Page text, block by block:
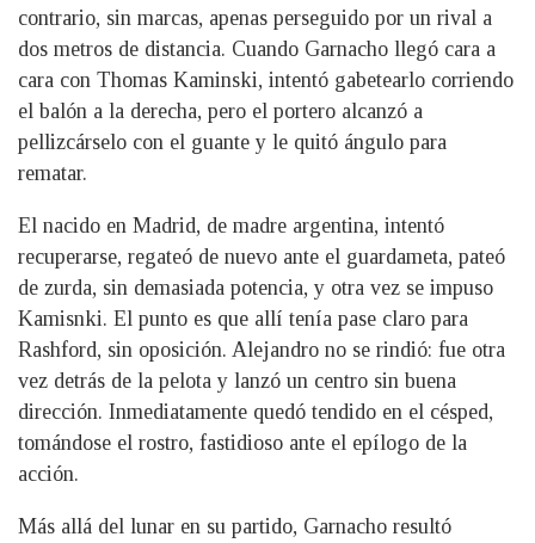
contrario, sin marcas, apenas perseguido por un rival a
dos metros de distancia. Cuando Garnacho llegó cara a
cara con Thomas Kaminski, intentó gabetearlo corriendo
el balón a la derecha, pero el portero alcanzó a
pellizcárselo con el guante y le quitó ángulo para
rematar.
El nacido en Madrid, de madre argentina, intentó
recuperarse, regateó de nuevo ante el guardameta, pateó
de zurda, sin demasiada potencia, y otra vez se impuso
Kamisnki. El punto es que allí tenía pase claro para
Rashford, sin oposición. Alejandro no se rindió: fue otra
vez detrás de la pelota y lanzó un centro sin buena
dirección. Inmediatamente quedó tendido en el césped,
tomándose el rostro, fastidioso ante el epílogo de la
acción.
Más allá del lunar en su partido, Garnacho resultó